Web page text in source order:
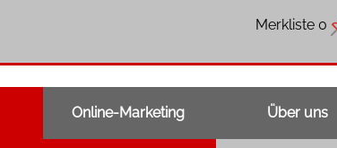
Merkliste 0
Online-Marketing Über uns